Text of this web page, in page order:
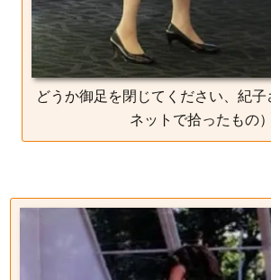
どうか御足を閉じてください、紀
ネットで拾ったもの）